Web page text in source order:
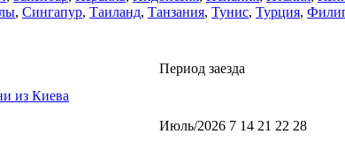
, Сингапур, Таиланд, Танзания, Тунис, Турция,
Период заезда
из Киева
Июль/2026 7 14 21 22 28